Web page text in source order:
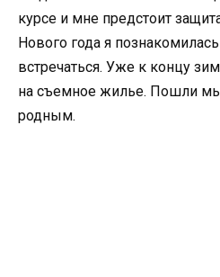
курсе и мне предстоит
Нового года я
встречаться. Уже к концу
на съемное жилье. Пошли
родным.